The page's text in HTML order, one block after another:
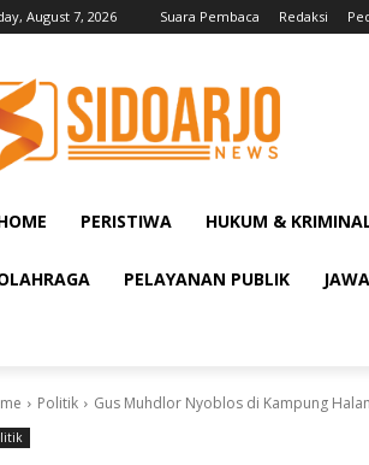
August 7, 2026 Suara Pembaca Redaksi
PERISTIWA HUKUM &
PELAYANAN PUBLIK
Politik Gus Muhdlor Nyoblos di Kampung